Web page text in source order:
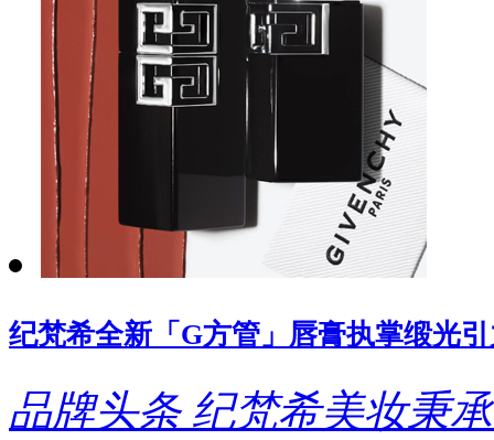
纪梵希全新「G方管」唇膏执掌缎光
品牌头条 纪梵希美妆秉